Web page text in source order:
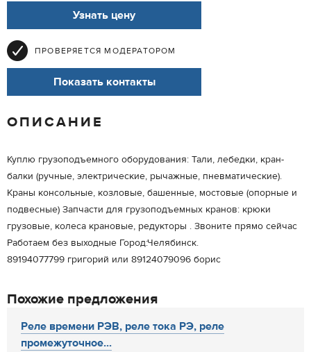
Узнать цену
ПРОВЕРЯЕТСЯ МОДЕРАТОРОМ
Показать контакты
ОПИСАНИЕ
Куплю грузоподъемного оборудования: Тали, лебедки, кран-
балки (ручные, электрические, рычажные, пневматические).
Краны консольные, козловые, башенные, мостовые (опорные и
подвесные) Запчасти для грузоподъемных кранов: крюки
грузовые, колеса крановые, редукторы . Звоните прямо сейчас
Работаем без выходные Город:Челябинск.
89194077799 григорий или 89124079096 борис
Похожие предложения
Реле времени РЭВ, реле тока РЭ, реле
промежуточное...